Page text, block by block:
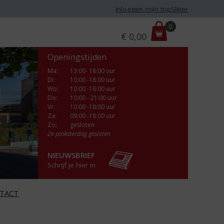
Inloggen mijn topSlijter
r
i
€ 0,00
0
Openingstijden
Ma:
13:00- 18:00 uur
Di:
10:00 -18:00 uur
Wo:
10:00 -18:00 uur
Do:
10:00 - 21:00 uur
Vr:
10:00 -18:00 uur
Za:
09:00 -18:00 uur
Zo:
gesloten
2e pinksterdag gesloten
NIEUWSBRIEF
Schrijf je hier in